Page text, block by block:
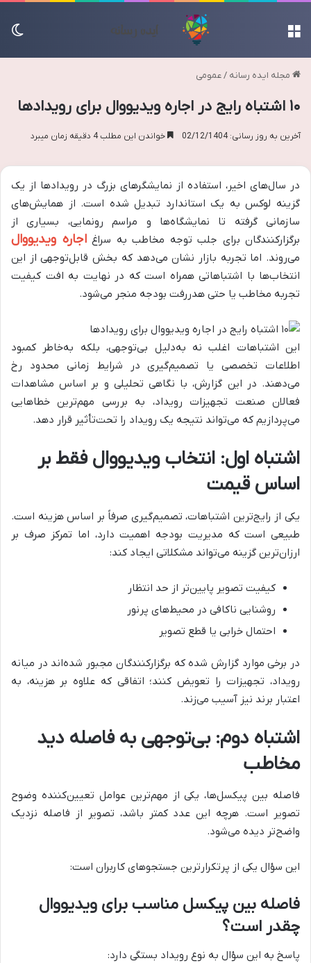
مجله ایده رسانه /عمومی
۱۰ اشتباه رایج در اجاره ویدیووال برای رویدادها
آخرین به روز رسانی: 02/12/1404 خواندن این مطلب 4 دقیقه زمان میبرد
در سال‌های اخیر، استفاده از نمایشگرهای بزرگ در رویدادها از یک
گزینه لوکس به یک استاندارد تبدیل شده است. از همایش‌های
سازمانی گرفته تا نمایشگاه‌ها و مراسم رونمایی، بسیاری از
برگزارکنندگان برای جلب توجه مخاطب به سراغاجاره ویدیووال
می‌روند. اما تجربه بازار نشان می‌دهد که بخش قابل‌توجهی از این
انتخاب‌ها با اشتباهاتی همراه است که در نهایت به افت کیفیت
تجربه مخاطب یا حتی هدررفت بودجه منجر می‌شود.
این اشتباهات اغلب نه به‌دلیل بی‌توجهی، بلکه به‌خاطر کمبود
اطلاعات تخصصی یا تصمیم‌گیری در شرایط زمانی محدود رخ
می‌دهند. در این گزارش، با نگاهی تحلیلی و بر اساس مشاهدات
فعالان صنعت تجهیزات رویداد، به بررسی مهم‌ترین خطاهایی
می‌پردازیم که می‌تواند نتیجه یک رویداد را تحت‌تأثیر قرار دهد.
اشتباه اول: انتخاب ویدیووال فقط بر
اساس قیمت
یکی از رایج‌ترین اشتباهات، تصمیم‌گیری صرفاً بر اساس هزینه است.
طبیعی است که مدیریت بودجه اهمیت دارد، اما تمرکز صرف بر
ارزان‌ترین گزینه می‌تواند مشکلاتی ایجاد کند:
کیفیت تصویر پایین‌تر از حد انتظار
روشنایی ناکافی در محیط‌های پرنور
احتمال خرابی یا قطع تصویر
در برخی موارد گزارش شده که برگزارکنندگان مجبور شده‌اند در میانه
رویداد، تجهیزات را تعویض کنند؛ اتفاقی که علاوه بر هزینه، به
اعتبار برند نیز آسیب می‌زند.
اشتباه دوم: بی‌توجهی به فاصله دید
مخاطب
فاصله بین پیکسل‌ها، یکی از مهم‌ترین عوامل تعیین‌کننده وضوح
تصویر است. هرچه این عدد کمتر باشد، تصویر از فاصله نزدیک
واضح‌تر دیده می‌شود.
این سؤال یکی از پرتکرارترین جستجوهای کاربران است:
فاصله بین پیکسل مناسب برای ویدیووال
چقدر است؟
پاسخ به این سؤال به نوع رویداد بستگی دارد: